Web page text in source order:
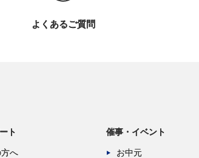
よくあるご質問
ト
へ
催事・イベント
お中元